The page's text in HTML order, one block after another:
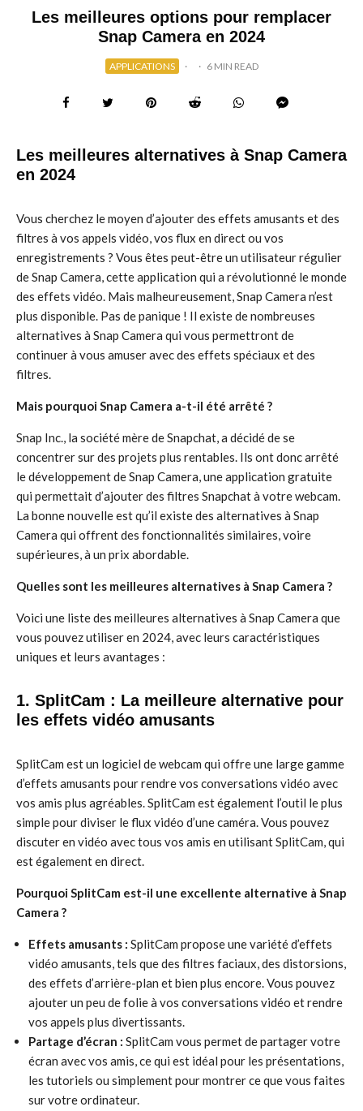
Les meilleures options pour remplacer
Snap Camera en 2024
APPLICATIONS · · 6 MIN READ
Les meilleures alternatives à Snap Camera
en 2024
Vous cherchez le moyen d’ajouter des effets amusants et des
filtres à vos appels vidéo, vos flux en direct ou vos
enregistrements ? Vous êtes peut-être un utilisateur régulier
de Snap Camera, cette application qui a révolutionné le monde
des effets vidéo. Mais malheureusement, Snap Camera n’est
plus disponible. Pas de panique ! Il existe de nombreuses
alternatives à Snap Camera qui vous permettront de
continuer à vous amuser avec des effets spéciaux et des
filtres.
Mais pourquoi Snap Camera a-t-il été arrêté ?
Snap Inc., la société mère de Snapchat, a décidé de se
concentrer sur des projets plus rentables. Ils ont donc arrêté
le développement de Snap Camera, une application gratuite
qui permettait d’ajouter des filtres Snapchat à votre webcam.
La bonne nouvelle est qu’il existe des alternatives à Snap
Camera qui offrent des fonctionnalités similaires, voire
supérieures, à un prix abordable.
Quelles sont les meilleures alternatives à Snap Camera ?
Voici une liste des meilleures alternatives à Snap Camera que
vous pouvez utiliser en 2024, avec leurs caractéristiques
uniques et leurs avantages :
1. SplitCam : La meilleure alternative pour
les effets vidéo amusants
SplitCam est un logiciel de webcam qui offre une large gamme
d’effets amusants pour rendre vos conversations vidéo avec
vos amis plus agréables. SplitCam est également l’outil le plus
simple pour diviser le flux vidéo d’une caméra. Vous pouvez
discuter en vidéo avec tous vos amis en utilisant SplitCam, qui
est également en direct.
Pourquoi SplitCam est-il une excellente alternative à Snap
Camera ?
Effets amusants : SplitCam propose une variété d’effets
vidéo amusants, tels que des filtres faciaux, des distorsions,
des effets d’arrière-plan et bien plus encore. Vous pouvez
ajouter un peu de folie à vos conversations vidéo et rendre
vos appels plus divertissants.
Partage d’écran : SplitCam vous permet de partager votre
écran avec vos amis, ce qui est idéal pour les présentations,
les tutoriels ou simplement pour montrer ce que vous faites
sur votre ordinateur.